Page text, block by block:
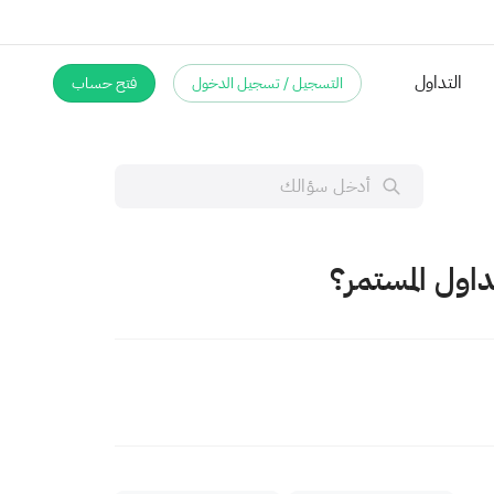
التداول التسجيل / تسجيل الدخول فتح حساب
المستمر؟